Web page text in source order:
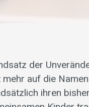
der
auf die
ihren